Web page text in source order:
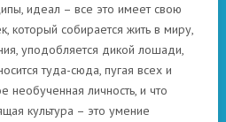
идеал – все это имеет свою
который собирается жить в миру,
уподобляется дикой лошади,
туда-сюда, пугая всех и
необученная личность, и что
культура – это умение